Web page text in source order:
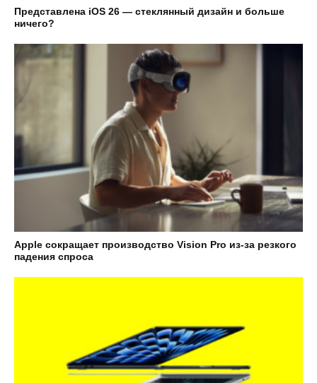
Представлена iOS 26 — стеклянный дизайн и больше
ничего?
Apple сокращает производство Vision Pro из-за резкого
падения спроса